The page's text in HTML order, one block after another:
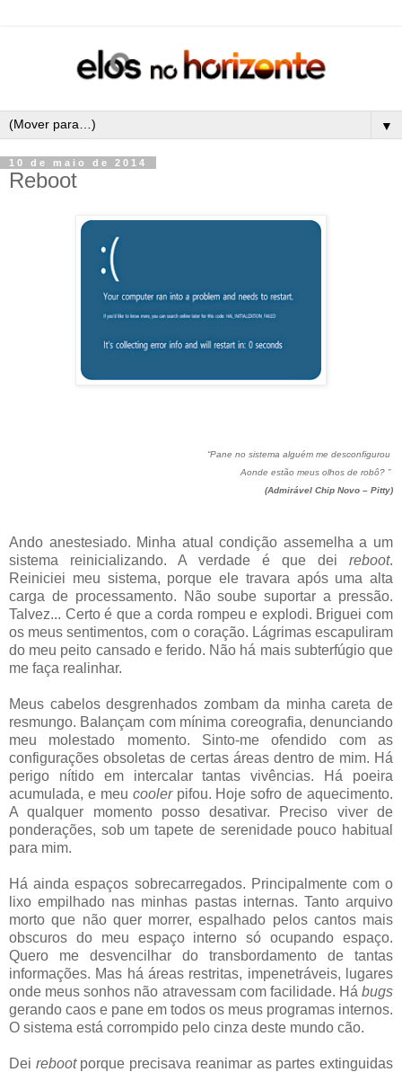
▼
10 de maio de 2014
Reboot
“Pane no sistema alguém me desconfigurou
Aonde estão meus olhos de robô? ”
(Admirável Chip Novo – Pitty)
Ando anestesiado. Minha atual condição assemelha a um
sistema reinicializando. A verdade é que dei reboot.
Reiniciei meu sistema, porque ele travara após uma alta
carga de processamento. Não soube suportar a pressão.
Talvez... Certo é que a corda rompeu e explodi. Briguei com
os meus sentimentos, com o coração. Lágrimas escapuliram
do meu peito cansado e ferido. Não há mais subterfúgio que
me faça realinhar.
Meus cabelos desgrenhados zombam da minha careta de
resmungo. Balançam com mínima coreografia, denunciando
meu molestado momento. Sinto-me ofendido com as
configurações obsoletas de certas áreas dentro de mim. Há
perigo nítido em intercalar tantas vivências. Há poeira
acumulada, e meu coolerpifou. Hoje sofro de aquecimento.
A qualquer momento posso desativar. Preciso viver de
ponderações, sob um tapete de serenidade pouco habitual
para mim.
Há ainda espaços sobrecarregados. Principalmente com o
lixo empilhado nas minhas pastas internas. Tanto arquivo
morto que não quer morrer, espalhado pelos cantos mais
obscuros do meu espaço interno só ocupando espaço.
Quero me desvencilhar do transbordamento de tantas
informações. Mas há áreas restritas, impenetráveis, lugares
onde meus sonhos não atravessam com facilidade. Há bugs
gerando caos e pane em todos os meus programas internos.
O sistema está corrompido pelo cinza deste mundo cão.
Dei rebootporque precisava reanimar as partes extinguidas